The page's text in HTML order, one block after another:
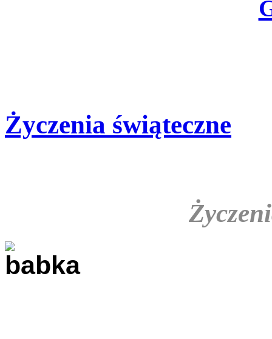
Życzenia świąteczne